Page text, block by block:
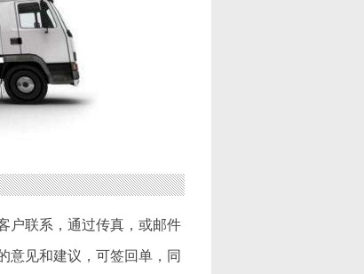
户联系，通过传真，或邮件
意见和建议，可签回单，同